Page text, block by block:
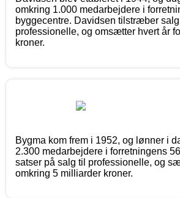
omkring 1.000 medarbejdere i
byggecentre. Davidsen tilstræber
professionelle, og omsætter hvert år
kroner.
Bygma kom frem i 1952, og lønner i
2.300 medarbejdere i forretningens
satser på salg til professionelle, og
omkring 5 milliarder kroner.